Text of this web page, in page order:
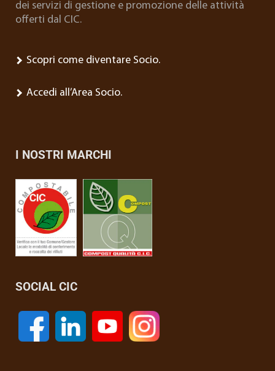
dei servizi di gestione e promozione delle attività
offerti dal CIC.
Scopri come diventare Socio.
Accedi all’Area Socio.
I NOSTRI MARCHI
SOCIAL CIC